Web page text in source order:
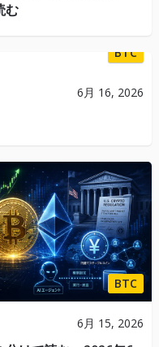
む
BTC
6月 16, 2026
BTC
6月 15, 2026